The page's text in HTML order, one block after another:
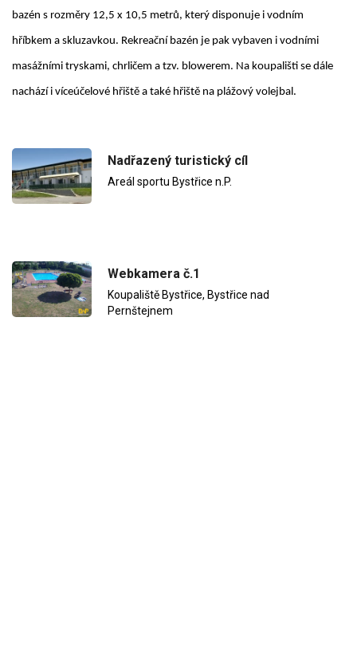
bazén s rozměry 12,5 x 10,5 metrů, který disponuje i vodním
hříbkem a skluzavkou. Rekreační bazén je pak vybaven i vodními
masážními tryskami, chrličem a tzv. blowerem. Na koupališti se dále
nachází i víceúčelové hřiště a také hřiště na plážový volejbal.
Nadřazený turistický cíl
Areál sportu Bystřice n.P.
Webkamera č.1
Koupaliště Bystřice, Bystřice nad
Pernštejnem